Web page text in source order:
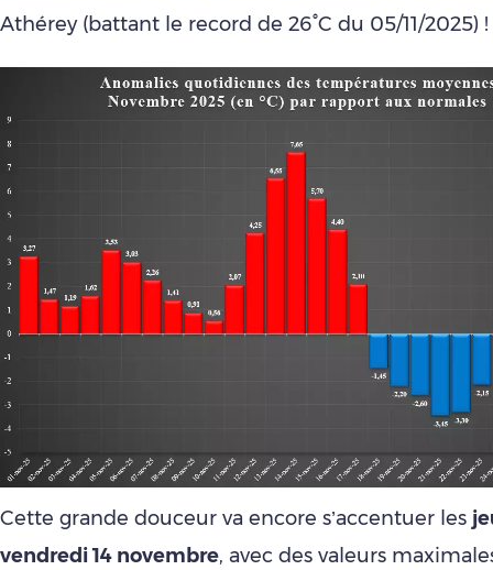
Athérey (battant le record de 26°C du 05/11/2025) !
Cette grande douceur va encore s’accentuer les
vendredi 14 novembre, avec des valeurs